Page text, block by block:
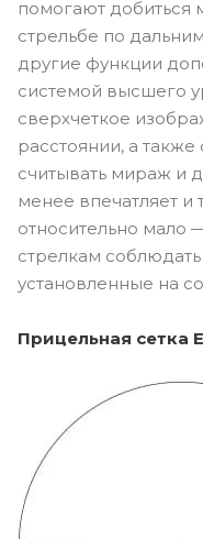
помогают добиться
стрельбе по
другие функции
системой высшего
сверхчеткое
расстоянии, а
считывать мираж и
менее впечатляет и
относительно мало
стрелкам
установленные на
Прицельная сетка